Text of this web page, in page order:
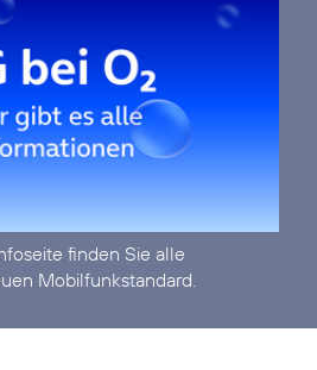
finden Sie alle
Mobilfunkstandard.